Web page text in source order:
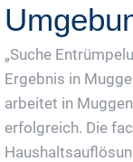
„Suche
Ergebnis in
arbeitet in
erfolgreich. Die